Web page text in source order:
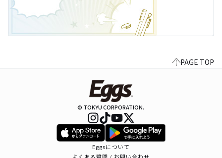
PAGE TOP
© TOKYU CORPORATION.
Eggsについて